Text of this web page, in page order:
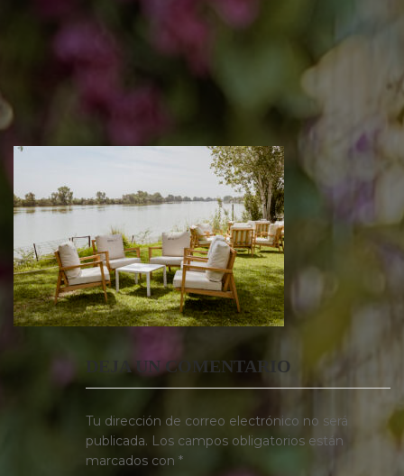
DEJA UN COMENTARIO
Tu dirección de correo electrónico no será
publicada. Los campos obligatorios están
marcados con *